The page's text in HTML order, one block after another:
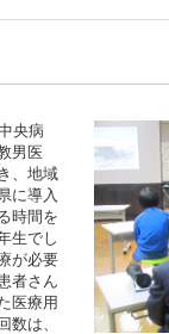
央病
男医
、地域
に導入
時間を
生でし
が必要
者さん
医療用
数は、